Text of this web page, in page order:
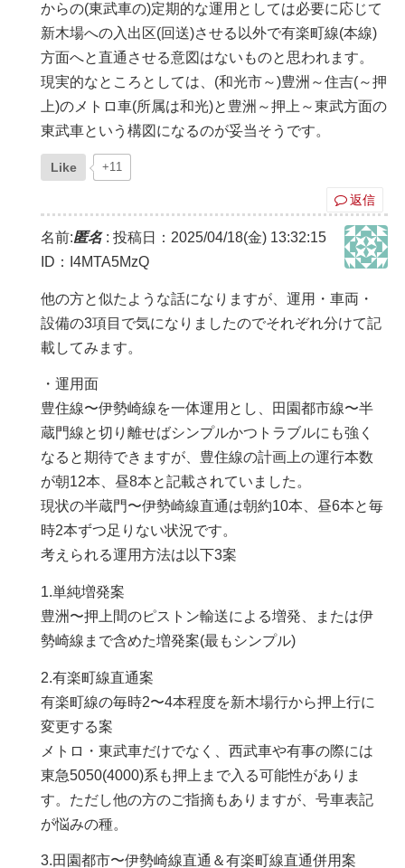
からの(東武車の)定期的な運用としては必要に応じて
新木場への入出区(回送)させる以外で有楽町線(本線)
方面へと直通させる意図はないものと思われます。
現実的なところとしては、(和光市～)豊洲～住吉(～押
上)のメトロ車(所属は和光)と豊洲～押上～東武方面の
東武車という構図になるのが妥当そうです。
Like +11
返信
名前:匿名: 投稿日：2025/04/18(金) 13:32:15
ID：I4MTA5MzQ
他の方と似たような話になりますが、運用・車両・
設備の3項目で気になりましたのでそれぞれ分けて記
載してみます。
・運用面
豊住線〜伊勢崎線を一体運用とし、田園都市線〜半
蔵門線と切り離せばシンプルかつトラブルにも強く
なると期待できますが、豊住線の計画上の運行本数
が朝12本、昼8本と記載されていました。
現状の半蔵門〜伊勢崎線直通は朝約10本、昼6本と毎
時2本ずつ足りない状況です。
考えられる運用方法は以下3案
1.単純増発案
豊洲〜押上間のピストン輸送による増発、または伊
勢崎線まで含めた増発案(最もシンプル)
2.有楽町線直通案
有楽町線の毎時2〜4本程度を新木場行から押上行に
変更する案
メトロ・東武車だけでなく、西武車や有事の際には
東急5050(4000)系も押上まで入る可能性がありま
す。ただし他の方のご指摘もありますが、号車表記
が悩みの種。
3.田園都市〜伊勢崎線直通＆有楽町線直通併用案